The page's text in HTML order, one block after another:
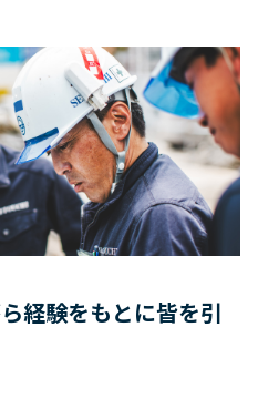
経験をもとに皆を引